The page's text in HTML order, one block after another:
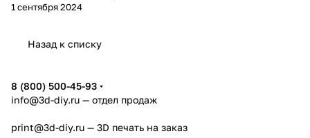
1 сентября 2024
Назад к списку
8 (800) 500-45-93
info@3d-diy.ru — отдел продаж
print@3d-diy.ru — 3D печать на заказ